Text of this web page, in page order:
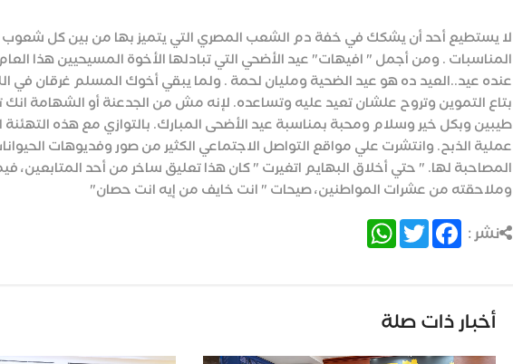
لا يستطيع أحد أن يشكك في خفة دم الشعب المصري التي يتميز بها من بين كل شعوب
المناسبات . ومن أجمل " افيهات" عيد الأضحي التي تبادلها الأخوة المسيحيين هذا
بتاع التموين وتروح علشان تعيد عليه وتساعده. ‏لإنه مش من الجدعنة أو الشهامة
طيبين وبكل خير وسلام ومحبة بمناسبة عيد الأضحى المبارك. بالتوازي مع هذه
عملية الذبح. وانتشرت علي مواقع التواصل الاجتماعي الكثير من صور وفديوهات
المصاحبة لها. " حتي أخلاق البهايم اتغيرت " كان هذا تعليق ساخر من أحد
وملاحقته من عشرات المواطنين، صيحات " انت خايف من إيه انت حصان"
نشر : Facebook
Twitter
WhatsApp
أخبار ذات صلة